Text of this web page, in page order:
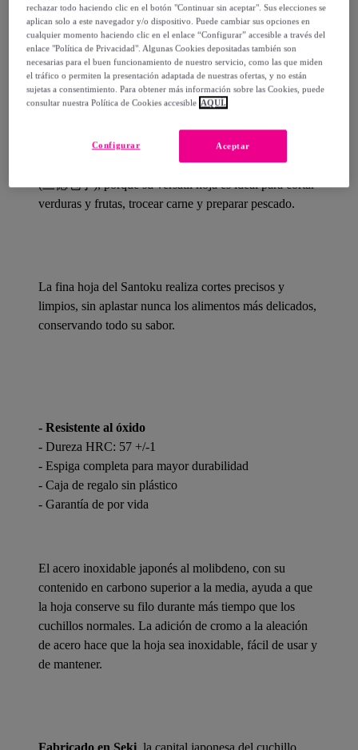
Detalles del producto
significa en japonés ''tres virtudes''
(三徳包丁), porque su versátil hoja es ideal para cortar
verduras y frutas, trocear carne y preparar pescado.
La fina hoja del Santoku realiza cortes precisos y
limpios, sin aplastar nunca los alimentos más delicados,
conservando todo su sabor.
- Resistente al óxido
- Dureza HRC: 57 +/-1
- Espiga completa para mayor durabilidad
- Caja de regalo sin plástico
- Garantía de por vida
El acero inoxidable japonés al molibdeno, con su
contenido en carbono superior a la media, ayuda a que
la hoja conserve su filo durante más tiempo que los
cuchillos normales. La adición de cromo a la aleación
de acero hace que la hoja sea inoxidable, fácil de usar y
de mantener.
Fabricado en Seki , la capital japonesa del cuchillo
rechazar todo haciendo clic en el botón "Continuar sin aceptar". Sus elecciones se
aplican solo a este navegador y/o dispositivo. Puede cambiar sus opciones en
cualquier momento haciendo clic en el enlace “Configurar” accesible a través del
enlace "Política de Privacidad". Algunas Cookies depositadas también son
necesarias para el buen funcionamiento de nuestro servicio, como las que miden
el tráfico o permiten la presentación adaptada de nuestras ofertas, y no están
sujetas a consentimiento. Para obtener más información sobre las Cookies, puede
consultar nuestra Política de Cookies accesible AQUÍ.
Aceptar
Configurar